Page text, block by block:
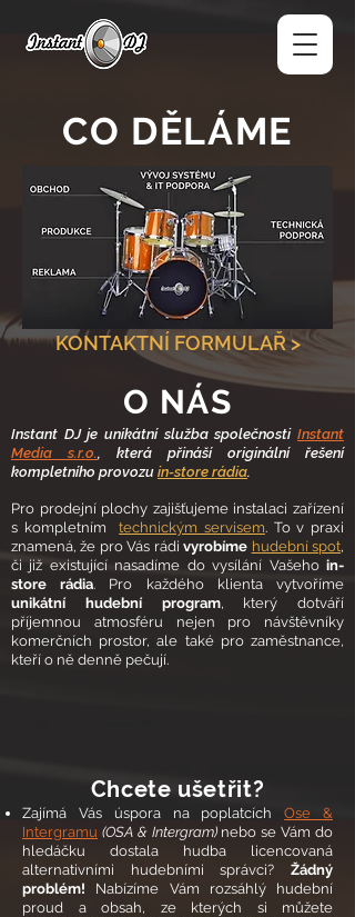
CO DĚLÁME
KONTAKTNÍ FORMULAŘ >
O NÁS
Instant DJ je unikátní služba společnosti Instant
Media s.r.o., která přináší originální řešení
kompletního provozu in-store rádia.
Pro prodejní plochy zajišťujeme instalaci zařízení
s kompletnímtechnickým servisem. To v praxi
znamená, že pro Vás rádivyrobíme hudební spot,
či již existující nasadíme do vysílání Vašeho in-
store rádia. Pro každého klienta vytvoříme
unikátní hudební program, který dotváří
příjemnou atmosféru nejen pro návštěvníky
komerčních prostor, ale také pro zaměstnance,
kteří o ně denně pečují.
Chcete ušetřit?
Zajímá Vás úspora na poplatcíchOse &
Intergramu (OSA & Intergram)nebo se Vám do
hledáčku dostala hudba licencovaná
alternativními hudebními správci?Žádný
problém! Nabízíme Vám rozsáhlý hudební
proud a obsah, ze kterých si můžete